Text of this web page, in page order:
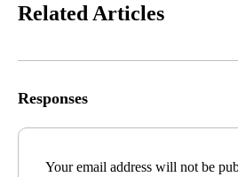
Related Articles
Responses
Your email address will not be